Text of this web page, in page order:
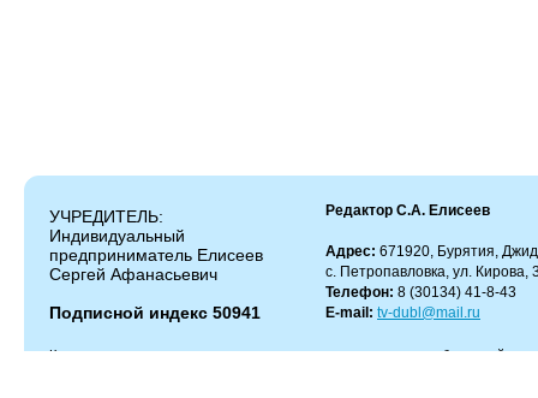
УЧРЕДИТЕЛЬ:
Индивидуальный
предприниматель Елисеев
Сергей Афанасьевич
Подписной индекс 50941
Редактор С.А. Елисеев
Адрес: 671920, Бурятия,
с. Петропавловка, ул. Кирова,
Телефон: 8 (30134) 41-8-43
E-mail: tv-dubl@mail.ru
Копирование и цитирование материалов разрешено только с работающей